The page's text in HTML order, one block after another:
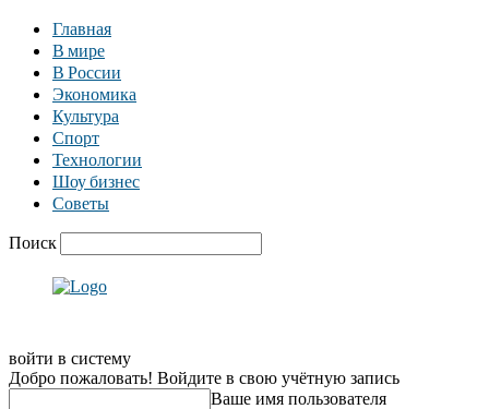
Главная
В мире
В России
Экономика
Культура
Спорт
Технологии
Шоу бизнес
Советы
Поиск
войти в систему
Добро пожаловать! Войдите в свою учётную запись
Ваше имя пользователя